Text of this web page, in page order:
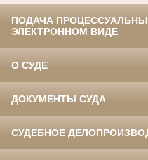
ПОДАЧА
ЭЛЕКТРОННОМ ВИДЕ
О СУДЕ
ДОКУМЕНТЫ СУДА
СУДЕБНОЕ